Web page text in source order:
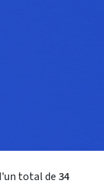
total de 34